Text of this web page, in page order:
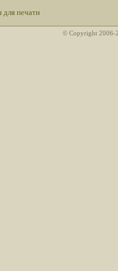
для печати
© Copyright 2006-